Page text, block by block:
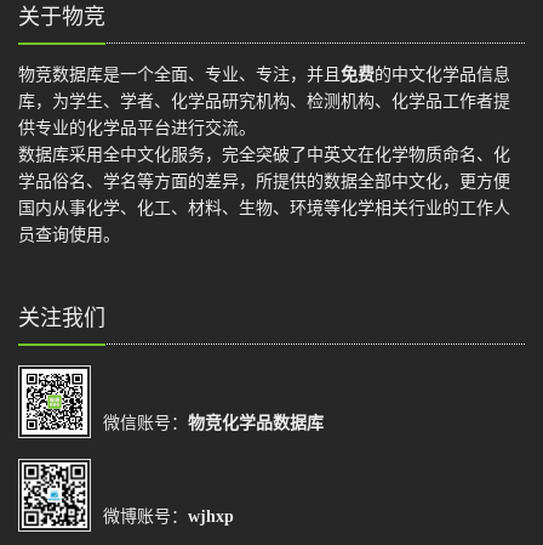
关于物竞
物竞数据库是一个全面、专业、专注，并且 免费的中文化学品信息
库，为学生、学者、化学品研究机构、检测机构、化学品工作者提
供专业的化学品平台进行交流。
数据库采用全中文化服务，完全突破了中英文在化学物质命名、化
学品俗名、学名等方面的差异，所提供的数据全部中文化，更方便
国内从事化学、化工、材料、生物、环境等化学相关行业的工作人
员查询使用。
关注我们
微信账号： 物竞化学品数据库
微博账号： wjhxp